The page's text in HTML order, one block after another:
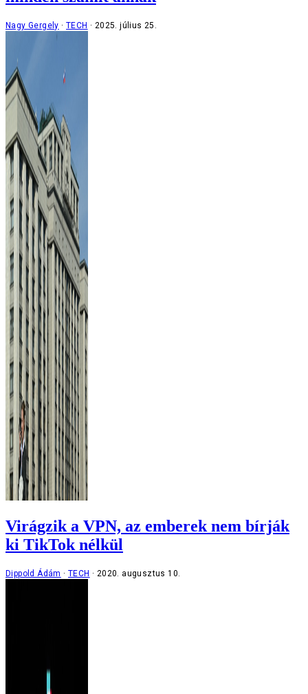
Nagy Gergely TECH 2025. július 25.
Virágzik a VPN, az emberek nem bírják
ki TikTok nélkül
Dippold Ádám TECH 2020. augusztus 10.